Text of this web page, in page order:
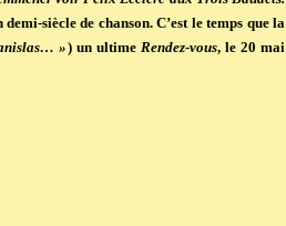
siècle de chanson. C’est le temps que la
») un ultime Rendez-vous, le 20 mai